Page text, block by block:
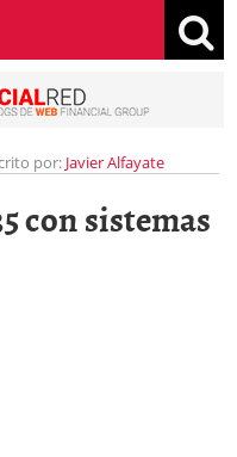
por: Javier Alfayate
con sistemas